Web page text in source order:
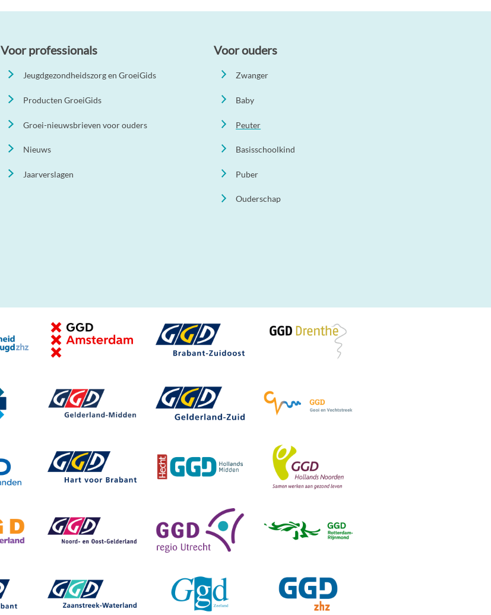
Voor professionals
Jeugdgezondheidszorg en GroeiGids
Producten GroeiGids
Groei-nieuwsbrieven voor ouders
Nieuws
Jaarverslagen
Voor ouders
Zwanger
Baby
Peuter
Basisschoolkind
Puber
Ouderschap